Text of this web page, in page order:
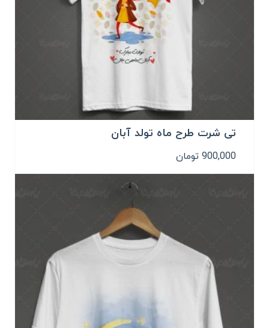
تی شرت طرح ماه تولد آبان
900,000 تومان